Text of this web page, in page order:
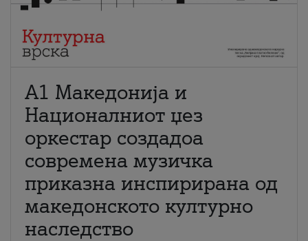
А1 Македонија и
Националниот џез
оркестар создадоа
современа музичка
приказна инспирирана од
македонското културно
наследство